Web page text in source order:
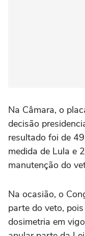
Na Câmara, o
decisão
resultado foi de
medida de Lula e
manutenção do
Na ocasião, o
parte do veto,
dosimetria em